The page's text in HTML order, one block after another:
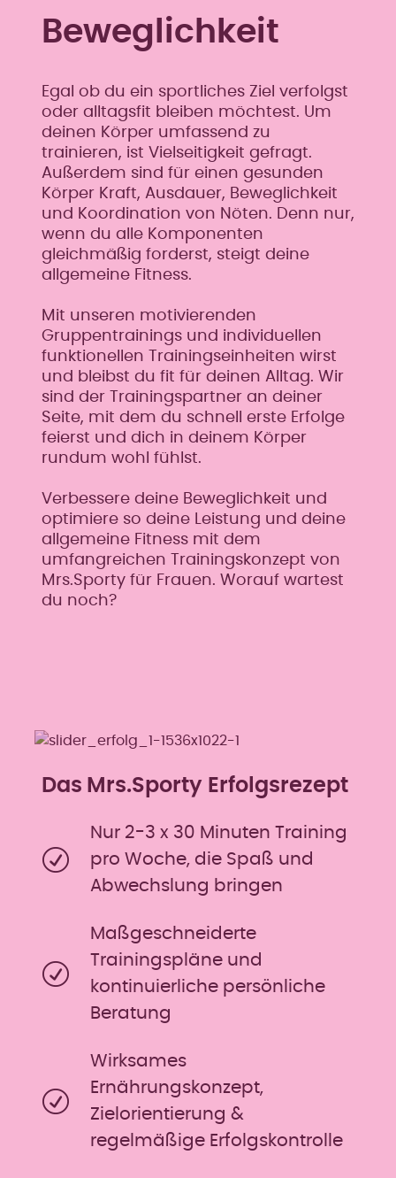
Beweglichkeit
Egal ob du ein sportliches Ziel verfolgst
oder alltagsfit bleiben möchtest. Um
deinen Körper umfassend zu
trainieren, ist Vielseitigkeit gefragt.
Außerdem sind für einen gesunden
Körper Kraft, Ausdauer, Beweglichkeit
und Koordination von Nöten. Denn nur,
wenn du alle Komponenten
gleichmäßig forderst, steigt deine
allgemeine Fitness.
Mit unseren motivierenden
Gruppentrainings und individuellen
funktionellen Trainingseinheiten wirst
und bleibst du fit für deinen Alltag. Wir
sind der Trainingspartner an deiner
Seite, mit dem du schnell erste Erfolge
feierst und dich in deinem Körper
rundum wohl fühlst.
Verbessere deine Beweglichkeit und
optimiere so deine Leistung und deine
allgemeine Fitness mit dem
umfangreichen Trainingskonzept von
Mrs.Sporty für Frauen. Worauf wartest
du noch?
Das Mrs.Sporty Erfolgsrezept
Nur 2-3 x 30 Minuten Training
pro Woche, die Spaß und
Abwechslung bringen
Maßgeschneiderte
Trainingspläne und
kontinuierliche persönliche
Beratung
Wirksames
Ernährungskonzept,
Zielorientierung &
regelmäßige Erfolgskontrolle